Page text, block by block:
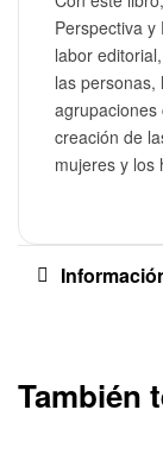
Perspectiva y
labor
las personas,
creación de
mujeres y los
También